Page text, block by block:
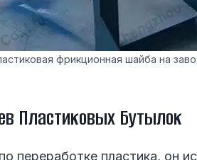
фрикционная шайба на
Пластиковых Бутылок
переработке пластика, он